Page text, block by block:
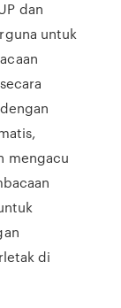
dan
untuk
mengacu
di